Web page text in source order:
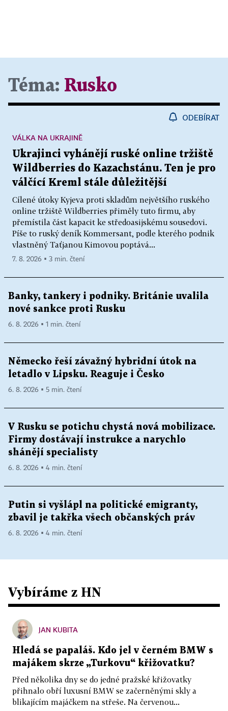
Téma: Rusko
ODEBÍRAT
Ukrajinci vyhánějí ruské online tržiště
Wildberries do Kazachstánu. Ten je pro
válčící Kreml stále důležitější
Cílené útoky Kyjeva proti skladům největšího ruského
online tržiště Wildberries přiměly tuto firmu, aby
přemístila část kapacit ke středoasijskému sousedovi.
Píše to ruský deník Kommersant, podle kterého podnik
vlastněný Taťjanou Kimovou poptává...
VÁLKA NA UKRAJINĚ
7. 8. 2026 ▪ 3 min. čtení
Banky, tankery i podniky. Británie uvalila
nové sankce proti Rusku
6. 8. 2026 ▪ 1 min. čtení
Německo řeší závažný hybridní útok na
letadlo v Lipsku. Reaguje i Česko
6. 8. 2026 ▪ 5 min. čtení
V Rusku se potichu chystá nová mobilizace.
Firmy dostávají instrukce a narychlo
shánějí specialisty
6. 8. 2026 ▪ 4 min. čtení
Putin si vyšlápl na politické emigranty,
zbavil je takřka všech občanských práv
6. 8. 2026 ▪ 4 min. čtení
Vybíráme z HN
JAN KUBITA
Hledá se papaláš. Kdo jel v černém BMW s
majákem skrze „Turkovu“ křižovatku?
Před několika dny se do jedné pražské křižovatky
přihnalo obří luxusní BMW se začerněnými skly a
blikajícím majáčkem na střeše. Na červenou...